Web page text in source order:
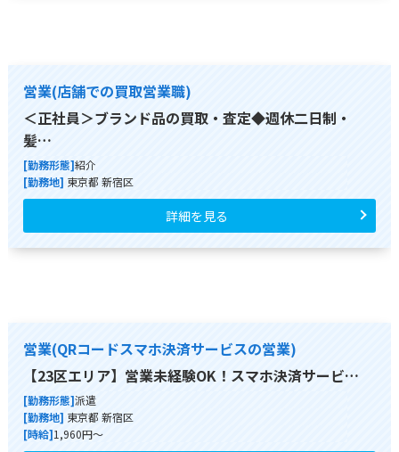
営業(店舗での買取営業職)
＜正社員＞ブランド品の買取・査定◆週休二日制・
髪…
[勤務形態]紹介
[勤務地] 東京都 新宿区
詳細を見る
営業(QRコードスマホ決済サービスの営業)
【23区エリア】営業未経験OK！スマホ決済サービ…
[勤務形態]派遣
[勤務地] 東京都 新宿区
[時給]1,960円～